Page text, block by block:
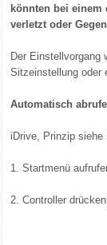
könnten bei einem
verletzt oder
Der Einstellvorgang
Sitzeinstellung oder
Automatisch
iDrive, Prinzip siehe
1. Startmenü
2. Controller